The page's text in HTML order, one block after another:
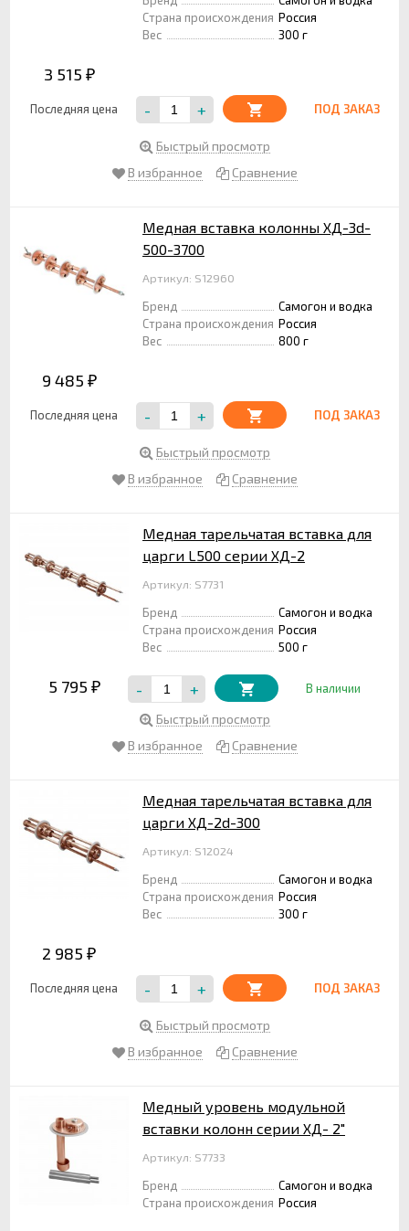
Страна происхождения Россия
Вес
300 г
3 515 ₽
Последняя цена - + ПОД ЗАКАЗ
Быстрый просмотр
В избранное
Сравнение
Медная вставка колонны ХД-3d-
500-3700
Артикул: S12960
Бренд
Самогон и водка
Страна происхождения Россия
Вес
800 г
9 485 ₽
Последняя цена - + ПОД ЗАКАЗ
Быстрый просмотр
В избранное
Сравнение
Медная тарельчатая вставка для
царги L500 серии ХД-2
Артикул: S7731
Бренд
Самогон и водка
Страна происхождения Россия
Вес
500 г
5 795 ₽ - + В наличии
Быстрый просмотр
В избранное
Сравнение
Медная тарельчатая вставка для
царги ХД-2d-300
Артикул: S12024
Бренд
Самогон и водка
Страна происхождения Россия
Вес
300 г
2 985 ₽
Последняя цена - + ПОД ЗАКАЗ
Быстрый просмотр
В избранное
Сравнение
Медный уровень модульной
вставки колонн серии ХД- 2"
Артикул: S7733
Бренд
Самогон и водка
Страна происхождения Россия